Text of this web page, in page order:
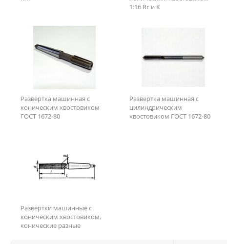
1:16 Rc и К
Развертка машинная с
коническим хвостовиком
ГОСТ 1672-80
Развертка машинная с
цилиндрическим
хвостовиком ГОСТ 1672-80
Развертки машинные с
коническим хвостовиком,
конические разные